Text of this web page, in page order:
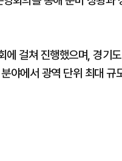
걸쳐 진행했으며, 경기
야에서 광역 단위 최대 규